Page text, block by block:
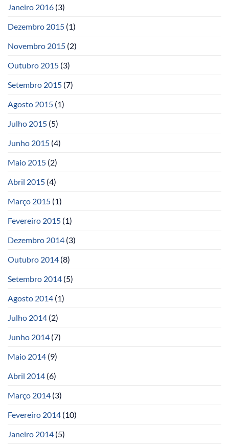
Janeiro 2016 (3)
Dezembro 2015 (1)
Novembro 2015 (2)
Outubro 2015 (3)
Setembro 2015 (7)
Agosto 2015 (1)
Julho 2015 (5)
Junho 2015 (4)
Maio 2015 (2)
Abril 2015 (4)
Março 2015 (1)
Fevereiro 2015 (1)
Dezembro 2014 (3)
Outubro 2014 (8)
Setembro 2014 (5)
Agosto 2014 (1)
Julho 2014 (2)
Junho 2014 (7)
Maio 2014 (9)
Abril 2014 (6)
Março 2014 (3)
Fevereiro 2014 (10)
Janeiro 2014 (5)